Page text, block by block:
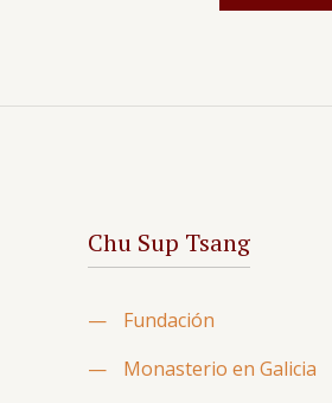
Chu Sup Tsang
—
Fundación
—
Monasterio en Galicia